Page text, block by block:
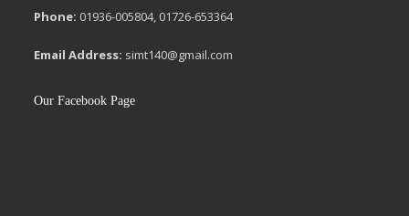
Phone: 01936-005804, 01726-653364
Email Address: simt140@gmail.com
Our Facebook Page